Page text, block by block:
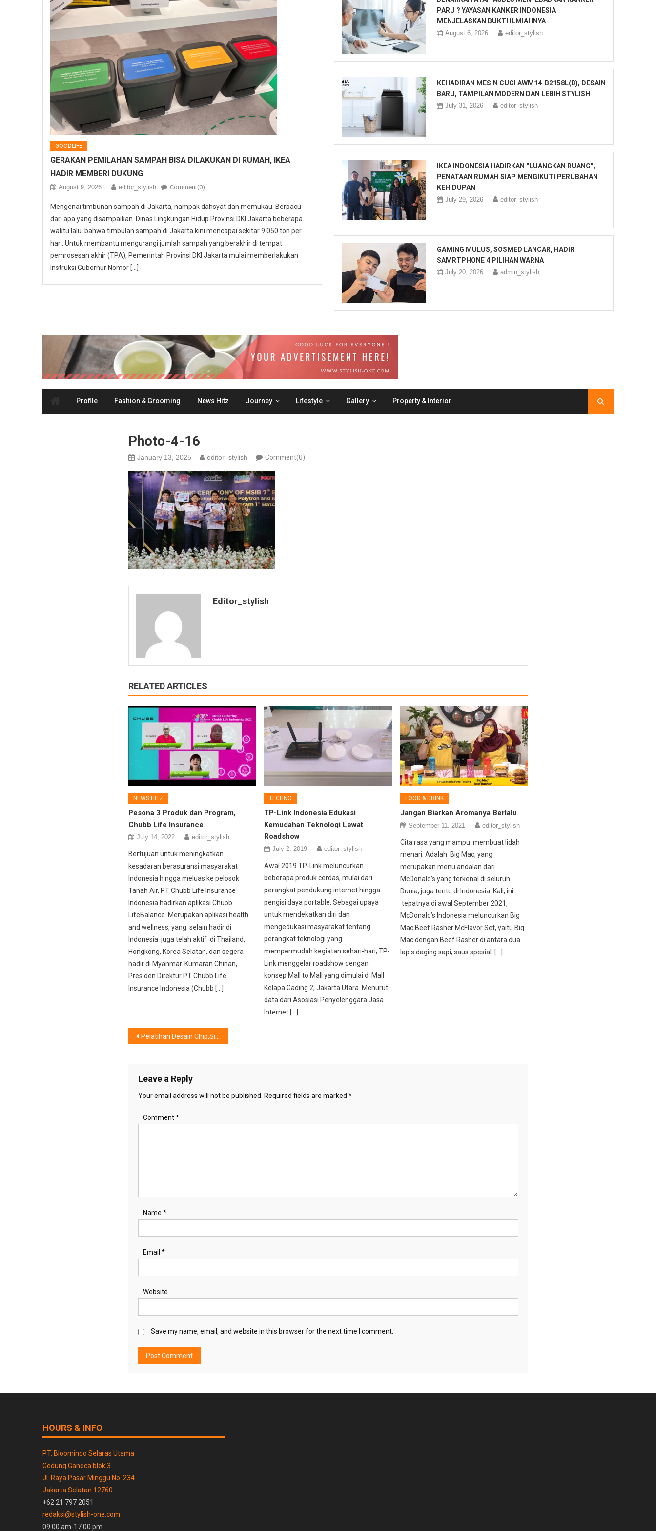
GOODLIFE
GERAKAN PEMILAHAN SAMPAH BISA DILAKUKAN DI RUMAH, IKEA
HADIR MEMBERI DUKUNG
August 9, 2026 editor_stylish Comment(0)
Mengenai timbunan sampah di Jakarta, nampak dahsyat dan memukau. Berpacu
dari apa yang disampaikan Dinas Lingkungan Hidup Provinsi DKI Jakarta beberapa
waktu lalu, bahwa timbulan sampah di Jakarta kini mencapai sekitar 9.050 ton per
hari. Untuk membantu mengurangi jumlah sampah yang berakhir di tempat
pemrosesan akhir (TPA), Pemerintah Provinsi DKI Jakarta mulai memberlakukan
Instruksi Gubernur Nomor […]
PARU ? YAYASAN KANKER INDONESIA
MENJELASKAN BUKTI ILMIAHNYA
August 6, 2026 editor_stylish
KEHADIRAN MESIN CUCI AWM14-B2158L(B), DESAIN
BARU, TAMPILAN MODERN DAN LEBIH STYLISH
July 31, 2026 editor_stylish
IKEA INDONESIA HADIRKAN “LUANGKAN RUANG”,
PENATAAN RUMAH SIAP MENGIKUTI PERUBAHAN
KEHIDUPAN
July 29, 2026 editor_stylish
GAMING MULUS, SOSMED LANCAR, HADIR
SAMRTPHONE 4 PILIHAN WARNA
July 20, 2026 admin_stylish
Profile Fashion & Grooming News Hitz Journey Lifestyle Gallery Property & Interior
Photo-4-16
January 13, 2025 editor_stylish Comment(0)
Editor_stylish
RELATED ARTICLES
NEWS HITZ
Pesona 3 Produk dan Program,
Chubb Life Insurance
July 14, 2022 editor_stylish
Bertujuan untuk meningkatkan
kesadaran berasuransi masyarakat
Indonesia hingga meluas ke pelosok
Tanah Air, PT Chubb Life Insurance
Indonesia hadirkan aplikasi Chubb
LifeBalance. Merupakan aplikasi health
and wellness, yang selain hadir di
Indonesia juga telah aktif di Thailand,
Hongkong, Korea Selatan, dan segera
hadir di Myanmar. Kumaran Chinan,
Presiden Direktur PT Chubb Life
Insurance Indonesia (Chubb […]
TECHNO
TP-Link Indonesia Edukasi
Kemudahan Teknologi Lewat
Roadshow
July 2, 2019 editor_stylish
Awal 2019 TP-Link meluncurkan
beberapa produk cerdas, mulai dari
perangkat pendukung internet hingga
pengisi daya portable. Sebagai upaya
untuk mendekatkan diri dan
mengedukasi masyarakat tentang
perangkat teknologi yang
mempermudah kegiatan sehari-hari, TP-
Link menggelar roadshow dengan
konsep Mall to Mall yang dimulai di Mall
Kelapa Gading 2, Jakarta Utara. Menurut
data dari Asosiasi Penyelenggara Jasa
Internet […]
FOOD & DRINK
Jangan Biarkan Aromanya Berlalu
September 11, 2021 editor_stylish
Cita rasa yang mampu membuat lidah
menari. Adalah Big Mac, yang
merupakan menu andalan dari
McDonald’s yang terkenal di seluruh
Dunia, juga tentu di Indonesia. Kali, ini
tepatnya di awal September 2021,
McDonald’s Indonesia meluncurkan Big
Mac Beef Rasher McFlavor Set, yaitu Big
Mac dengan Beef Rasher di antara dua
lapis daging sapi, saus spesial, […]
Post
Pelatihan Desain Chip,Siap Mencetak Talenta Muda “Super”
Leave a Reply
Your email address will not be published. Required fields are marked *
Comment*
Name *
Email *
Website
Save my name, email, and website in this browser for the next time I comment.
HOURS & INFO
PT. Bloomindo Selaras Utama
Gedung Ganeca blok 3
Jl. Raya Pasar Minggu No. 234
Jakarta Selatan 12760
+62 21 797 2051
redaksi@stylish-one.com
09.00 am-17.00 pm